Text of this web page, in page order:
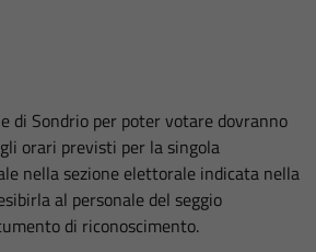
di Sondrio per poter votare dovranno
orari previsti per la singola
nella sezione elettorale indicata nella
al personale del seggio
di riconoscimento.